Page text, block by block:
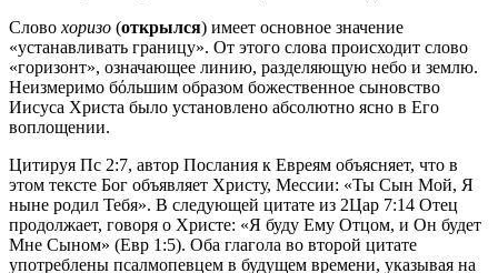
Слово хоризо (открылся) имеет основное значение
«устанавливать границу». От этого слова происходит слово
«горизонт», означающее линию, разделяющую небо и землю.
Неизмеримо бόльшим образом божественное сыновство
Иисуса Христа было установлено абсолютно ясно в Его
воплощении.
Цитируя Пс 2:7, автор Послания к Евреям объясняет, что в
этом тексте Бог объявляет Христу, Мессии: «Ты Сын Мой, Я
ныне родил Тебя». В следующей цитате из 2Цар 7:14 Отец
продолжает, говоря о Христе: «Я буду Ему Отцом, и Он будет
Мне Сыном» (Евр 1:5). Оба глагола во второй цитате
употреблены псалмопевцем в будущем времени, указывая на